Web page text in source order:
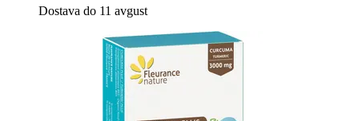
Dostava do 11 avgust